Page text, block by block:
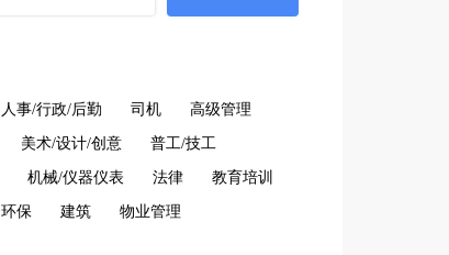
人事/行政/后勤 司机 高级管理
美术/设计/创意 普工/技工
机械/仪器仪表 法律 教育培训
环保 建筑 物业管理